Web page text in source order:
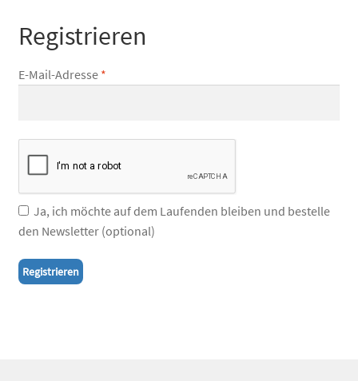
Registrieren
E-Mail-Adresse *
Ja, ich möchte auf dem Laufenden bleiben und bestelle
den Newsletter (optional)
Registrieren